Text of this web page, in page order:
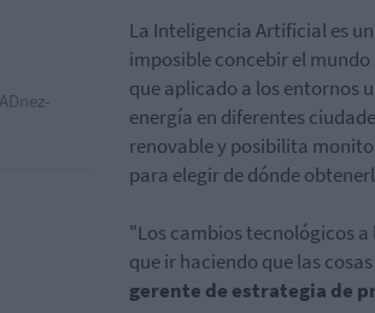
La Inteligencia Artificial es
imposible concebir el
que aplicado a los entornos
energía en diferentes
renovable y posibilita
para elegir de dónde
"Los cambios tecnológicos
que ir haciendo que las
gerente de estrategia de